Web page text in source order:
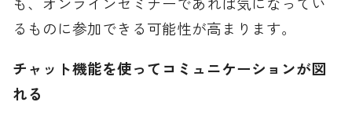
るものに参加できる可能性が高まります。
チャット機能を使ってコミュニケーションが図
れる